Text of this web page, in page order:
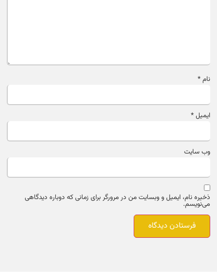
نام*
ایمیل*
وب‌ سایت
ذخیره نام، ایمیل و وبسایت من در مرورگر برای زمانی که دوباره دیدگاهی
می‌نویسم.